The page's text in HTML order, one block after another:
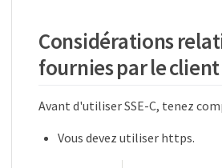
Considérations
fournies par le client
Avant d'utiliser SSE-C, tenez
Vous devez utiliser https.